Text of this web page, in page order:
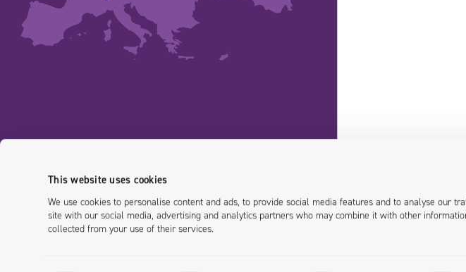
This website uses cookies
We use cookies to personalise content and ads, to provide social media features and to analyse our
site with our social media, advertising and analytics partners who may combine it with other
collected from your use of their services.